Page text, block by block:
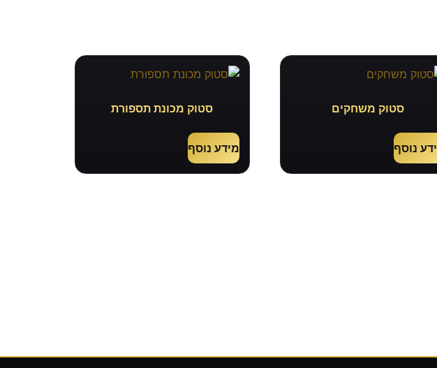
סטוק משחקים
נוסף
סטוק מכונת תספורת
מידע נוסף